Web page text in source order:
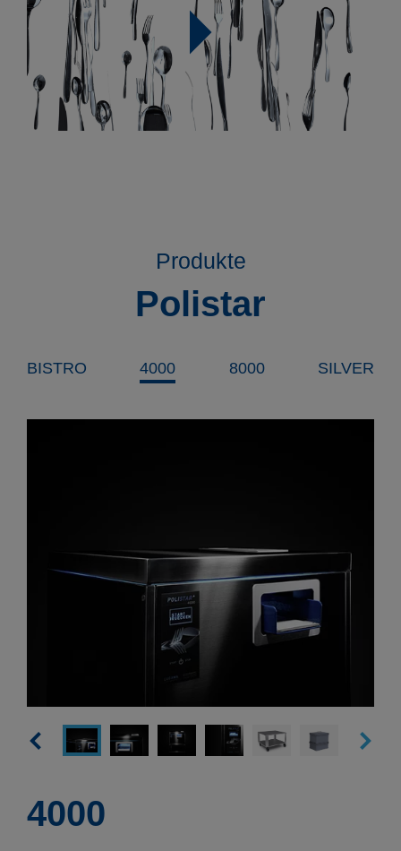
Produkte
Polistar
BISTRO 4000 8000 SILVER
4000